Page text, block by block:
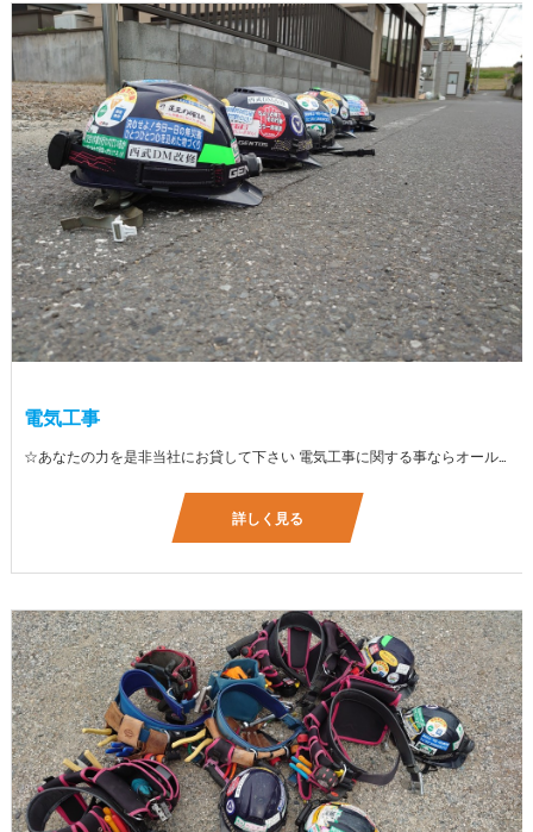
電気工事
☆あなたの力を是非当社にお貸して下さい 電気工事に関する事ならオールマイティに対応しております（室内配線・室外配線、スイッチコンセント取付け、照明器具取付け、配電盤取付け、エアコン取付け、LANケーブル配線、アンテナ取付けなど） 【工具支給致します】 また新品工具と新品作業服を完全支給を致します。 高品質の作業服と工具入社してくれた方には支給致します♪
詳しく見る